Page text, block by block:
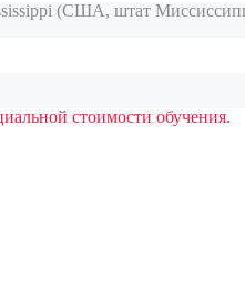
(США, штат
стоимости обучения.